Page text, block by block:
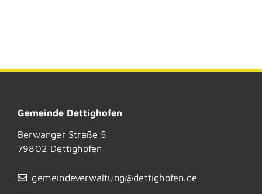
Gemeinde Dettighofen
Berwanger Straße 5
79802 Dettighofen
gemeindeverwaltung@dettighofen.de